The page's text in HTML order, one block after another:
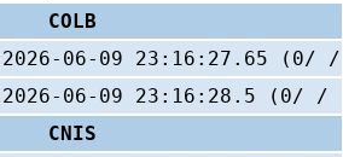
COLB
2026-06-09 23:16:27.65 (0/
2026-06-09 23:16:28.5 (0/ /
CNIS